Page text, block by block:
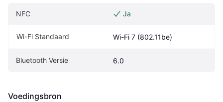
NFC Ja
Wi-Fi Standaard Wi-Fi 7 (802.11be)
Bluetooth Versie 6.0
Voedingsbron